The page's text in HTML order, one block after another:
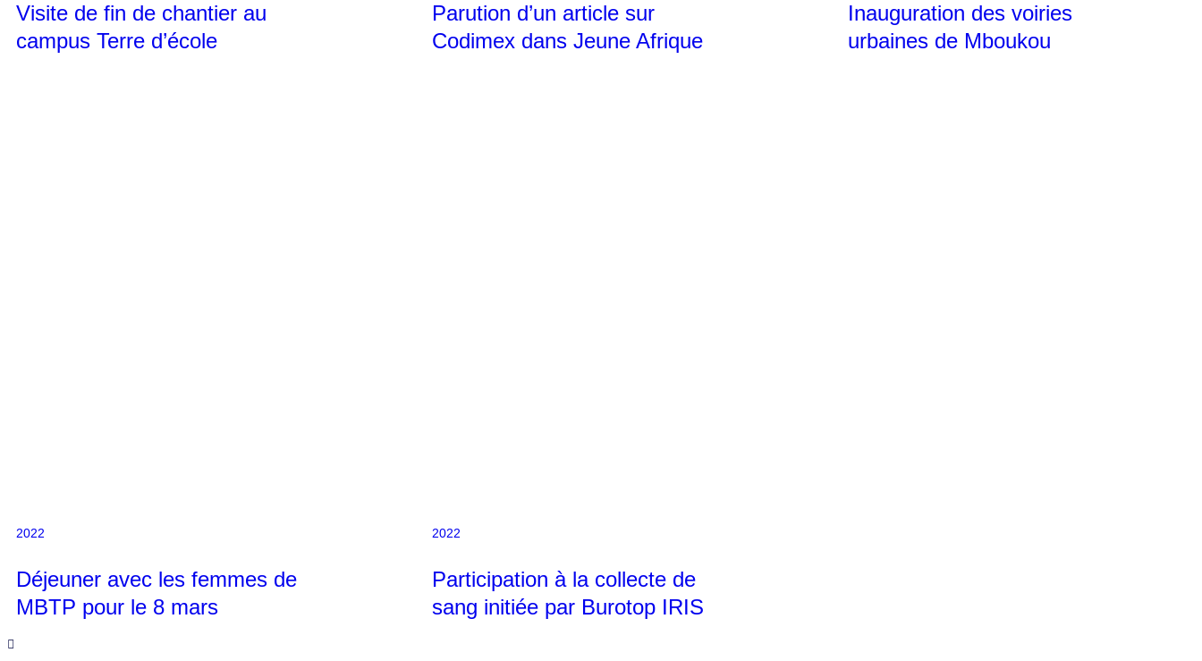
Visite de fin de chantier au
campus Terre d’école
Parution d’un article sur
Codimex dans Jeune Afrique
Inauguration des voiries
urbaines de Mboukou
2022
Déjeuner avec les femmes de
MBTP pour le 8 mars
2022
Participation à la collecte de
sang initiée par Burotop IRIS